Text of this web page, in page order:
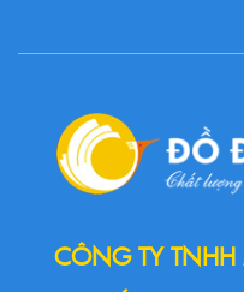
CÔNG TY